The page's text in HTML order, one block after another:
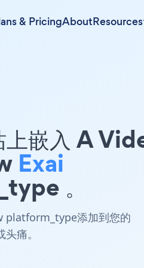
& PricingAboutResources
上嵌入 A
Exai
。
platform_type添加到您的
痛。